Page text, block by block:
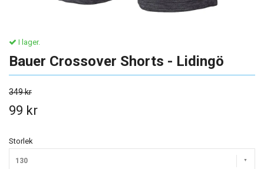
I lager.
Bauer Crossover Shorts - Lidingö
349 kr
99 kr
Storlek
130